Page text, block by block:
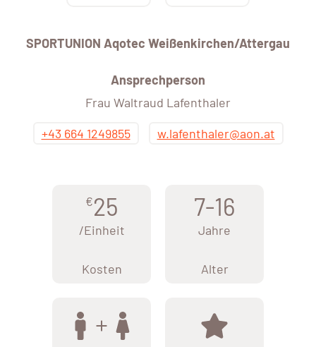
SPORTUNION Aqotec Weißenkirchen/Attergau
Ansprechperson
Frau Waltraud Lafenthaler
+43 664 1249855
w.lafenthaler@aon.at
€25
/Einheit
Kosten
7-16
Jahre
Alter